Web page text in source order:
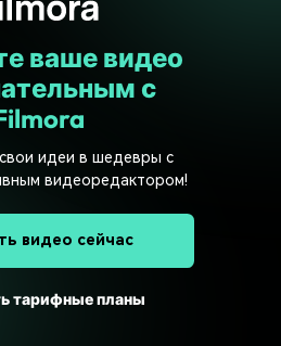
ваше видео
с
идеи в шедевры с
видеоредактором!
видео сейчас
тарифные планы